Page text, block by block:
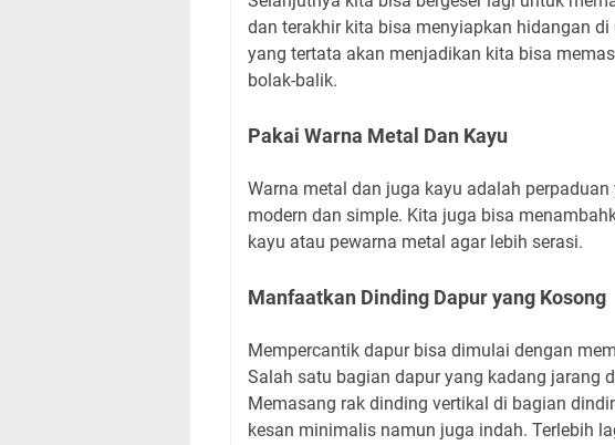
dan terakhir kita bisa menyiapkan hidangan
yang tertata akan menjadikan kita bisa
bolak-balik.
Pakai Warna Metal Dan Kayu
Warna metal dan juga kayu adalah
modern dan simple. Kita juga bisa
kayu atau pewarna metal agar lebih serasi.
Manfaatkan Dinding Dapur yang Kosong
Mempercantik dapur bisa dimulai dengan
Salah satu bagian dapur yang kadang jarang
Memasang rak dinding vertikal di bagian
kesan minimalis namun juga indah. Terlebih